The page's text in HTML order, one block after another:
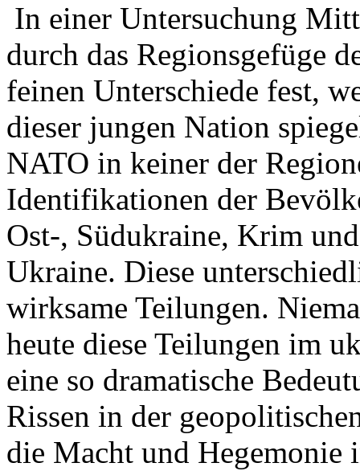
In einer Untersuchung
durch das Regionsgefüge
feinen Unterschiede fest,
dieser jungen Nation
NATO in keiner der
Identifikationen der
Ost-, Südukraine, Krim
Ukraine. Diese
wirksame Teilungen.
heute diese Teilungen im
eine so dramatische
Rissen in der
die Macht und Hegemonie